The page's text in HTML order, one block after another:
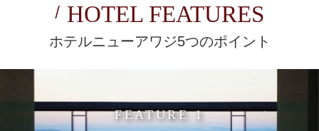
HOTEL FEATURES
ホテルニューアワジ5つのポイント
FEATURE 1